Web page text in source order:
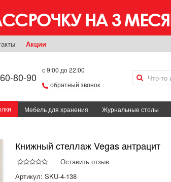
Акции
80-90
с 9:00 до 22:00
обратный звонок
Мебель для хранения Журнальные столы
Книжный стеллаж Vegas антрацит
Оставить отзыв
Артикул: SKU-4-138